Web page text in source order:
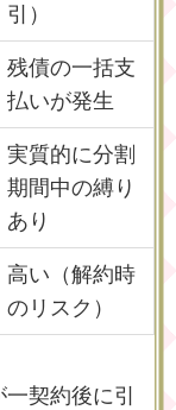
引）
残債の一括支
払いが発生
実質的に分割
期間中の縛り
あり
高い（解約時
のリスク）
契約後に引